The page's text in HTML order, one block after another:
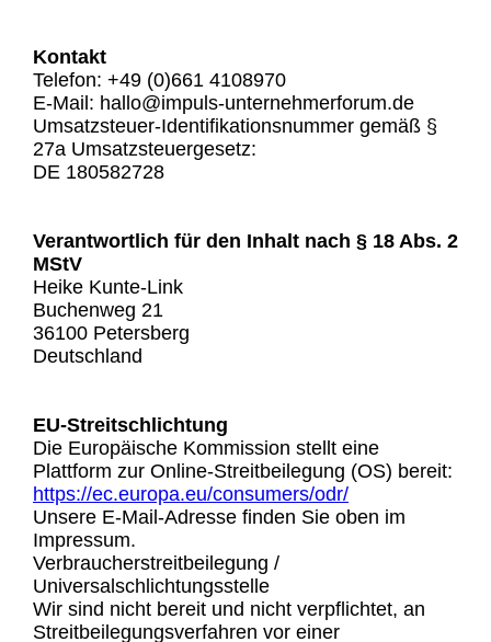
Kontakt
Telefon: +49 (0)661 4108970
E-Mail: hallo@impuls-unternehmerforum.de
Umsatzsteuer-Identifikationsnummer gemäß §
27a Umsatzsteuergesetz:
DE 180582728
Verantwortlich für den Inhalt nach § 18 Abs. 2
MStV
Heike Kunte-Link
Buchenweg 21
36100 Petersberg
Deutschland
EU-Streitschlichtung
Die Europäische Kommission stellt eine
Plattform zur Online-Streitbeilegung (OS) bereit:
https://ec.europa.eu/consumers/odr/
Unsere E-Mail-Adresse finden Sie oben im
Impressum.
Verbraucherstreitbeilegung /
Universalschlichtungsstelle
Wir sind nicht bereit und nicht verpflichtet, an
Streitbeilegungsverfahren vor einer